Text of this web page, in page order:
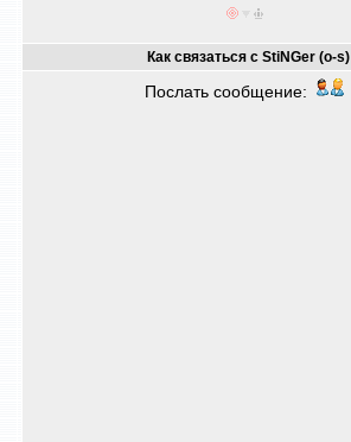
Как связаться с StiNGer (o-s)
Послать сообщение: